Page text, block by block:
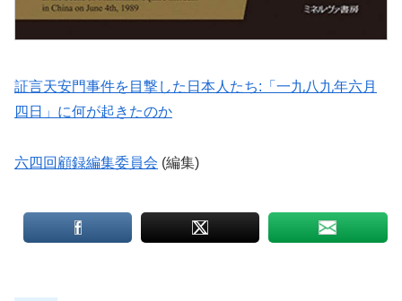
証言天安門事件を目撃した日本人たち:「一九八九年六月
四日」に何が起きたのか
六四回顧録編集委員会 (編集)